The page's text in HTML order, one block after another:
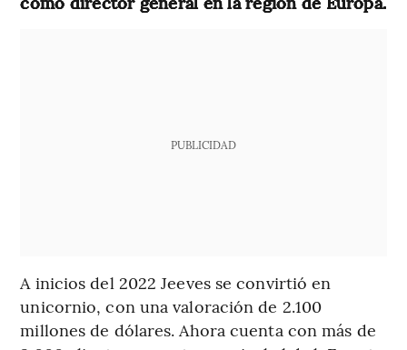
PUBLICIDAD
A inicios del 2022 Jeeves se convirtió en
unicornio, con una valoración de 2.100
millones de dólares. Ahora cuenta con más de